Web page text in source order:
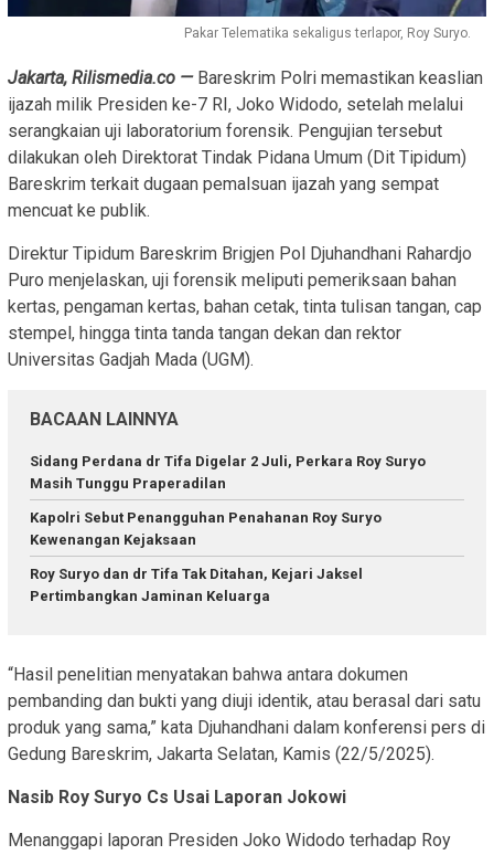
Pakar Telematika sekaligus terlapor, Roy Suryo.
Jakarta, Rilismedia.co —Bareskrim Polri memastikan keaslian
ijazah milik Presiden ke-7 RI, Joko Widodo, setelah melalui
serangkaian uji laboratorium forensik. Pengujian tersebut
dilakukan oleh Direktorat Tindak Pidana Umum (Dit Tipidum)
Bareskrim terkait dugaan pemalsuan ijazah yang sempat
mencuat ke publik.
Direktur Tipidum Bareskrim Brigjen Pol Djuhandhani Rahardjo
Puro menjelaskan, uji forensik meliputi pemeriksaan bahan
kertas, pengaman kertas, bahan cetak, tinta tulisan tangan, cap
stempel, hingga tinta tanda tangan dekan dan rektor
Universitas Gadjah Mada (UGM).
BACAAN LAINNYA
Sidang Perdana dr Tifa Digelar 2 Juli, Perkara Roy Suryo
Masih Tunggu Praperadilan
Kapolri Sebut Penangguhan Penahanan Roy Suryo
Kewenangan Kejaksaan
Roy Suryo dan dr Tifa Tak Ditahan, Kejari Jaksel
Pertimbangkan Jaminan Keluarga
“Hasil penelitian menyatakan bahwa antara dokumen
pembanding dan bukti yang diuji identik, atau berasal dari satu
produk yang sama,” kata Djuhandhani dalam konferensi pers di
Gedung Bareskrim, Jakarta Selatan, Kamis (22/5/2025).
Nasib Roy Suryo Cs Usai Laporan Jokowi
Menanggapi laporan Presiden Joko Widodo terhadap Roy